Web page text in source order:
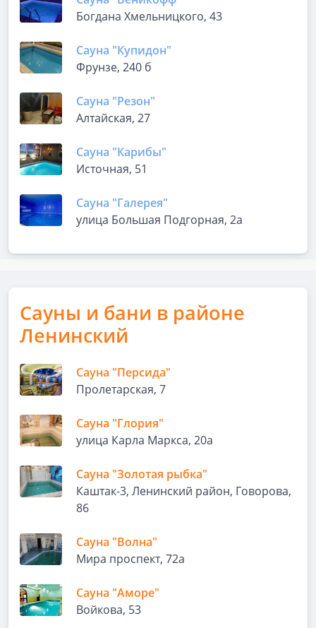
Богдана Хмельницкого, 43
Сауна "Купидон"
Фрунзе, 240 б
Сауна "Резон"
Алтайская, 27
Сауна "Карибы"
Источная, 51
Сауна "Галерея"
улица Большая Подгорная, 2а
Сауны и бани в районе
Ленинский
Сауна "Персида"
Пролетарская, 7
Сауна "Глория"
улица Карла Маркса, 20а
Сауна "Золотая рыбка"
Каштак-3, Ленинский район, Говорова,
86
Сауна "Волна"
Мира проспект, 72а
Сауна "Аморе"
Войкова, 53